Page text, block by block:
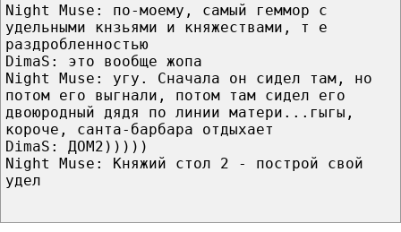
Night Muse: по-моему, самый геммор с
удельными кнзьями и княжествами, т е
раздробленностью
DimaS: это вообще жопа
Night Muse: угу. Сначала он сидел там, но
потом его выгнали, потом там сидел его
двоюродный дядя по линии матери...гыгы,
короче, санта-барбара отдыхает
DimaS: ДОМ2)))))
Night Muse: Княжий стол 2 - построй свой
удел